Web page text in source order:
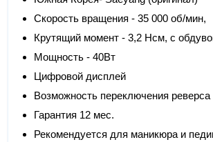
Скорость вращения - 35 000 об/мин,
Крутящий момент - 3,2 Нсм, с
Мощность - 40Вт
Цифровой дисплей
Возможность переключения реверса
Гарантия 12 мес.
Рекомендуется для маникюра и